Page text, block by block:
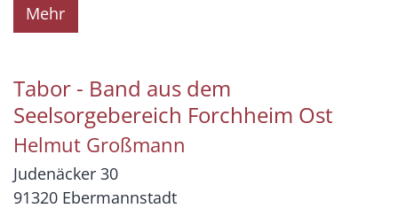
Mehr
Tabor - Band aus dem
Seelsorgebereich Forchheim Ost
Helmut Großmann
Judenäcker 30
91320 Ebermannstadt